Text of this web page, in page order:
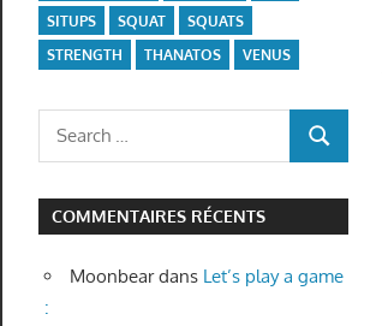
SITUPS
SQUAT
SQUATS
STRENGTH
THANATOS VENUS
Search
SEARCH
COMMENTAIRES RÉCENTS
Moonbeardans Let’s play a game
: